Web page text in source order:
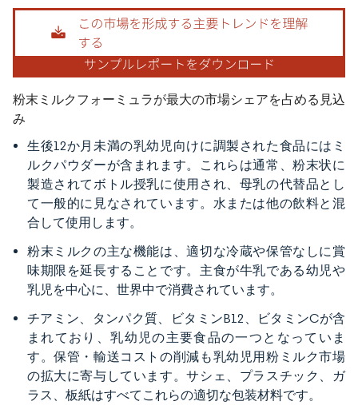
画像 © Mordor Intelligence。再利用にはCC BY 4.0の表示が必要です。
粉末ミルクフォーミュラが最大の市場シェアを占める見込
み
生後12か月未満の乳幼児向けに調製された食品にはミ
ルクパウダーが含まれます。これらは通常、粉末状に
製造されてボトル授乳に使用され、母乳の代替品とし
て一般的に見なされています。水または他の飲料と混
合して使用します。
粉末ミルクの主な機能は、適切な冷蔵や保管なしに賞
味期限を延長することです。主食が牛乳である幼児や
乳児を中心に、世界中で消費されています。
チアミン、タンパク質、ビタミンB12、ビタミンCが含
まれており、乳幼児の主要食品の一つとなっていま
す。保管・輸送コストの削減も乳幼児用粉ミルク市場
の拡大に寄与しています。サシェ、プラスチック、ガ
ラス、板紙はすべてこれらの適切な包装材料です。